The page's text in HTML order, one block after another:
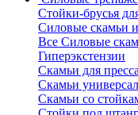
Стойки-брусья
Силовые скамьи
Все Силовые
Гиперэкстензии
Скамьи для пресса
Скамьи
Скамьи со